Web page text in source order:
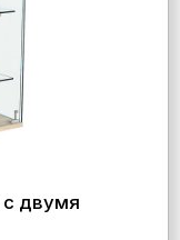
двумя